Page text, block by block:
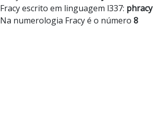
Fracy escrito em linguagem l337: phracy
Na numerologia Fracy é o número 8